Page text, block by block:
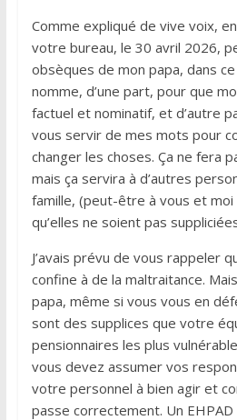
Comme expliqué de vive voix,
votre bureau, le 30 avril 2026,
obsèques de mon papa, dans
nomme, d’une part, pour que
factuel et nominatif, et d’autre
vous servir de mes mots pour
changer les choses. Ça ne fera
mais ça servira à d’autres
famille, (peut-être à vous et
qu’elles ne soient pas
J’avais prévu de vous rappeler
confine à de la maltraitance.
papa, même si vous vous en
sont des supplices que votre
pensionnaires les plus
vous devez assumer vos
votre personnel à bien agir et
passe correctement. Un